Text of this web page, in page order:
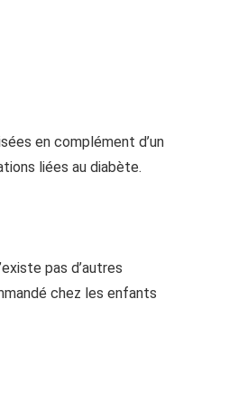
en complément d’un
liées au diabète.
pas d’autres
chez les enfants